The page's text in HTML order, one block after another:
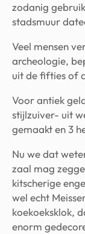
zodanig
stadsmuur
Veel mensen
archeologie,
uit de fifties of
Voor antiek
stijlzuiver- uit
gemaakt en 3
Nu we dat
zaal mag
kitscherige
wel echt
koekoeksklok,
enorm